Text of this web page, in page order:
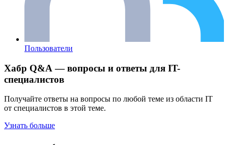
Пользователи
Хабр Q&A — вопросы и ответы для IT-
специалистов
Получайте ответы на вопросы по любой теме из области IT
от специалистов в этой теме.
Узнать больше